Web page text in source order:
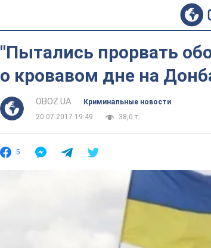
"Пытались прорвать
о кровавом дне на
OBOZ.UA
Криминальные новости
20.07.2017 19:49
38,0 т.
5